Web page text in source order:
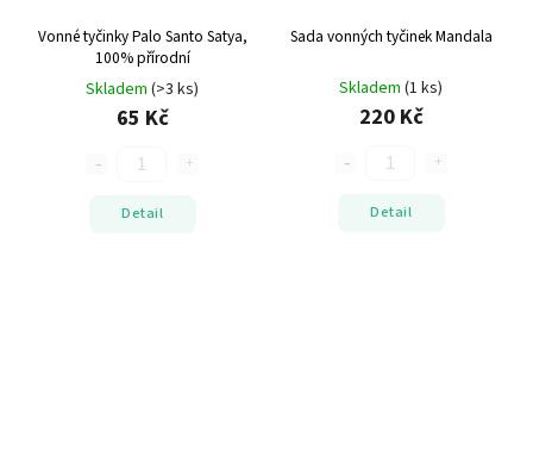
Vonné tyčinky Palo Santo Satya,
100% přírodní
Skladem (>3 ks)
65 Kč
Detail
Sada vonných tyčinek Mandala
Skladem (1 ks)
220 Kč
Detail